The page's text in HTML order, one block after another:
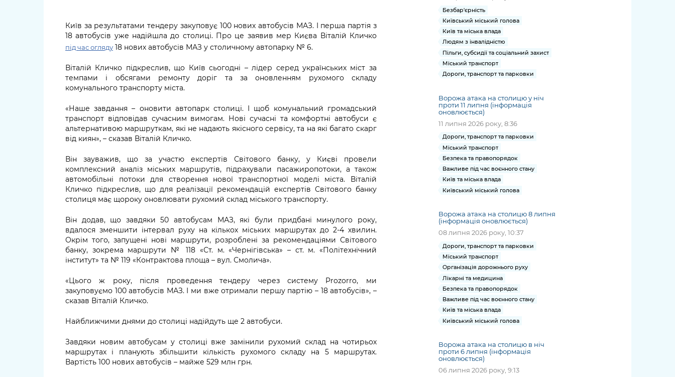
Київ за результатами тендеру закуповує 100 нових автобусів МАЗ. І перша партія з
18 автобусів уже надійшла до столиці. Про це заявив мер Києва Віталій Кличко
під час огляду 18 нових автобусів МАЗ у столичному автопарку № 6.
Віталій Кличко підкреслив, що Київ сьогодні – лідер серед українських міст за
темпами і обсягами ремонту доріг та за оновленням рухомого складу
комунального транспорту міста.
«Наше завдання – оновити автопарк столиці. І щоб комунальний громадський
транспорт відповідав сучасним вимогам. Нові сучасні та комфортні автобуси є
альтернативою маршруткам, які не надають якісного сервісу, та на які багато скарг
від киян», – сказав Віталій Кличко.
Він зауважив, що за участю експертів Світового банку, у Києві провели
комплексний аналіз міських маршрутів, підрахували пасажиропотоки, а також
автомобільні потоки для створення нової транспортної моделі міста. Віталій
Кличко підкреслив, що для реалізації рекомендацій експертів Світового банку
столиця має щороку оновлювати рухомий склад міського транспорту.
Він додав, що завдяки 50 автобусам МАЗ, які були придбані минулого року,
вдалося зменшити інтервал руху на кількох міських маршрутах до 2-4 хвилин.
Окрім того, запущені нові маршрути, розроблені за рекомендаціями Світового
банку, зокрема маршрути № 118 «Ст. м. «Чернігівська» – ст. м. «Політехнічний
інститут» та № 119 «Контрактова площа – вул. Смолича».
«Цього ж року, після проведення тендеру через систему Prozorro, ми
закуповуємо 100 автобусів МАЗ. І ми вже отримали першу партію – 18 автобусів», –
сказав Віталій Кличко.
Найближчими днями до столиці надійдуть ще 2 автобуси.
Завдяки новим автобусам у столиці вже замінили рухомий склад на чотирьох
маршрутах і планують збільшити кількість рухомого складу на 5 маршрутах.
Вартість 100 нових автобусів – майже 529 млн грн.
Безбар'єрність
Київський міський голова
Київ та міська влада
Людям з інвалідністю
Пільги, субсидії та соціальний захист
Міський транспорт
Дороги, транспорт та парковки
Ворожа атака на столицю у ніч
проти 11 липня (інформація
оновлюється)
11 липня 2026 року, 8:36
Дороги, транспорт та парковки
Міський транспорт
Безпека та правопорядок
Важливе під час воєнного стану
Київ та міська влада
Київський міський голова
Ворожа атака на столицю 8 липня
(інформація оновлюється)
08 липня 2026 року, 10:37
Дороги, транспорт та парковки
Міський транспорт
Організація дорожнього руху
Лікарні та медицина
Безпека та правопорядок
Важливе під час воєнного стану
Київ та міська влада
Київський міський голова
Ворожа атака на столицю в ніч
проти 6 липня (інформація
оновлюється)
06 липня 2026 року, 9:13